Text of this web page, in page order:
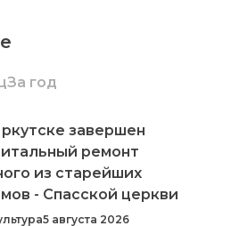
За год
завершен
ремонт
из старейших
- Спасской церкви
5 августа 2026